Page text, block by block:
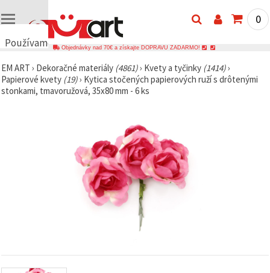
Používame
🍪
Používame
cookies a
zobrazovali
0
Objednávky nad 70€ a získajte DOPRAVU ZADARMO!
EM ART › Dekoračné materiály (4861)› Kvety a tyčinky (1414)›
Papierové kvety (19)› Kytica stočených papierových ruží s drôtenými
stonkami, tmavoružová, 35x80 mm - 6 ks